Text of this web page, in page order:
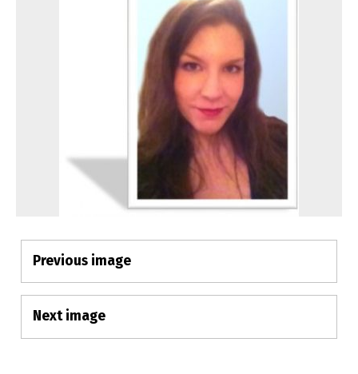
Anhangs-
Navigation
Previous image
Next image